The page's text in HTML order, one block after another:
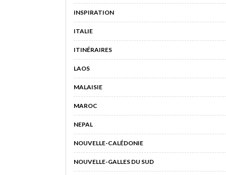
INSPIRATION
ITALIE
ITINÉRAIRES
LAOS
MALAISIE
MAROC
NEPAL
NOUVELLE-CALÉDONIE
NOUVELLE-GALLES DU SUD